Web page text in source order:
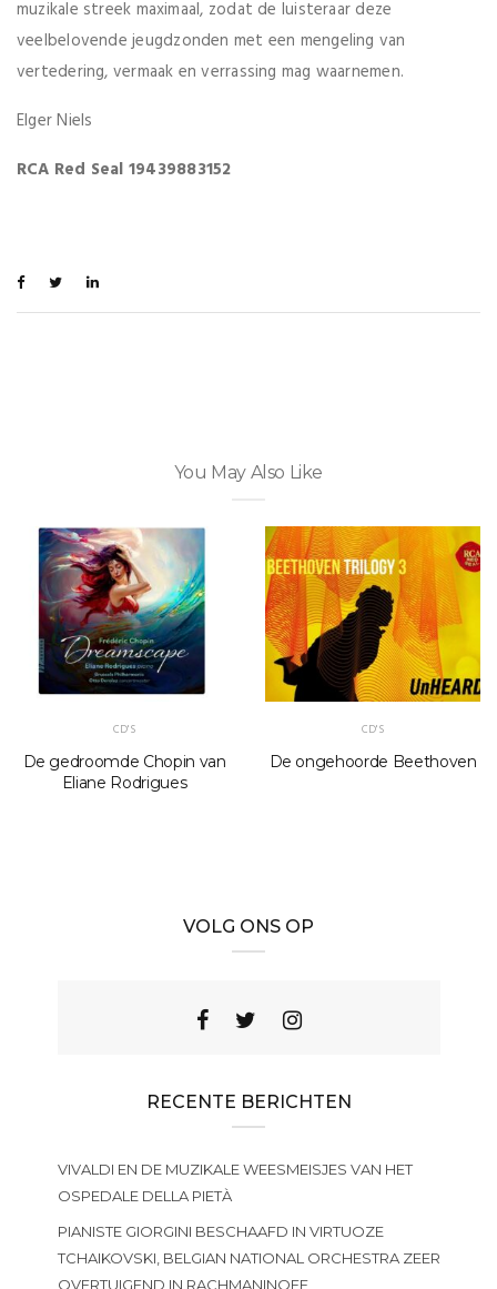
muzikale streek maximaal, zodat de luisteraar deze
veelbelovende jeugdzonden met een mengeling van
vertedering, vermaak en verrassing mag waarnemen.
Elger Niels
RCA Red Seal 19439883152
You May Also Like
CD'S
De gedroomde Chopin van
Eliane Rodrigues
CD'S
De ongehoorde Beethoven
VOLG ONS OP
RECENTE BERICHTEN
VIVALDI EN DE MUZIKALE WEESMEISJES VAN HET
OSPEDALE DELLA PIETÀ
PIANISTE GIORGINI BESCHAAFD IN VIRTUOZE
TCHAIKOVSKI, BELGIAN NATIONAL ORCHESTRA ZEER
OVERTUIGEND IN RACHMANINOFF